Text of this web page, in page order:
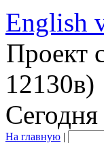
English
Проект
12130в)
Сегодня
На главную |